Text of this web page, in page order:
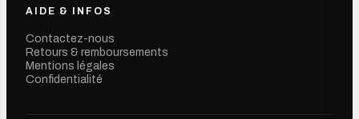
AIDE & INFOS
Contactez-nous
Retours & remboursements
Mentions légales
Confidentialité